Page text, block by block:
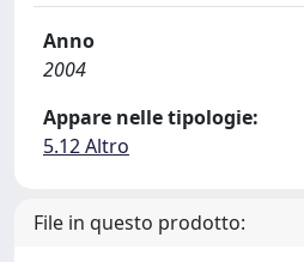
Anno
2004
Appare nelle tipologie:
5.12 Altro
File in questo prodotto: